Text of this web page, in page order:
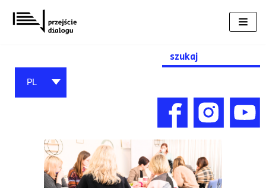
Przejdź
do
Search
for:
PL